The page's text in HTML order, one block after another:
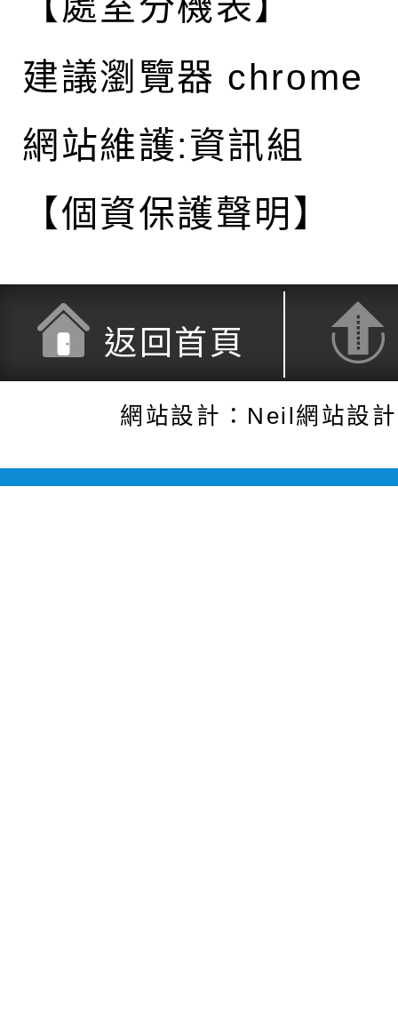
建議瀏覽器 chrome
網站維護:資訊組
【個資保護聲明】
返回首頁
網站設計：Neil網站設